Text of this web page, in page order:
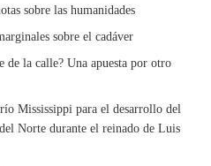
sobre las humanidades
sobre el cadáver
de la calle? Una apuesta por otro
Mississippi para el desarrollo del
Norte durante el reinado de Luis